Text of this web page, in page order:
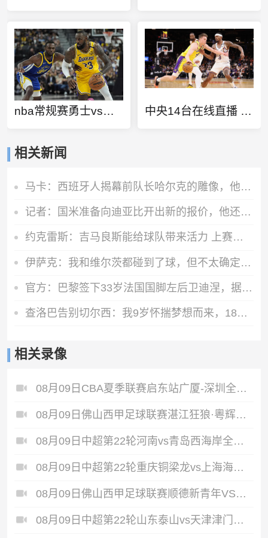
nba常规赛勇士vs湖人超清 中央14台在线直播 电视直播
相关新闻
马卡：西班牙人揭幕前队长哈尔克的雕像，他在09年因心脏病离世
记者：国米准备向迪亚比开出新的报价，他还没接受勒沃库森邀约
约克雷斯：吉马良斯能给球队带来活力 上赛季夺冠能提振球队信心
伊萨克：我和维尔茨都碰到了球，但不太确定是谁进的
官方：巴黎签下33岁法国国脚左后卫迪涅，据悉转会费低于1000万欧
查洛巴告别切尔西：我9岁怀揣梦想而来，18年后是时候说再见了
相关录像
08月09日CBA夏季联赛启东站广厦-深圳全场录像
08月09日佛山西甲足球联赛湛江狂狼·粵辉能源VS三七互娱全场录像
08月09日中超第22轮河南vs青岛西海岸全场录像
08月09日中超第22轮重庆铜梁龙vs上海海港全场录像
08月09日佛山西甲足球联赛顺德新青年VS三水乐民兴健力宝全场录像
08月09日中超第22轮山东泰山vs天津津门虎全场录像